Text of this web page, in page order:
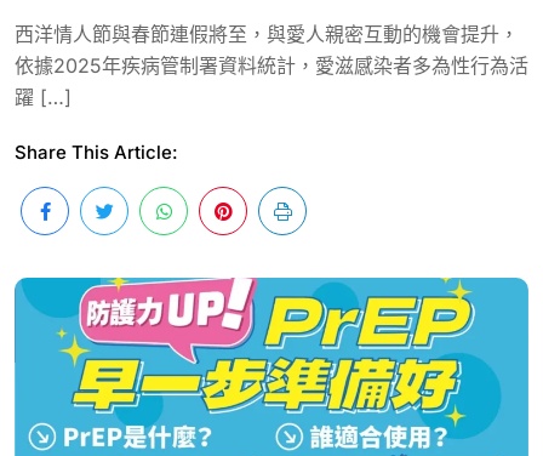
西洋情人節與春節連假將至，與愛人親密互動的機會提升，
依據2025年疾病管制署資料統計，愛滋感染者多為性行為活
躍 […]
Share This Article: